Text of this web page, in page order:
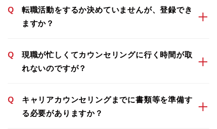
Q
転職活動をするか決めていませんが、登録でき
ますか？
Q
現職が忙しくてカウンセリングに行く時間が取
れないのですが？
Q
キャリアカウンセリングまでに書類等を準備す
る必要がありますか？